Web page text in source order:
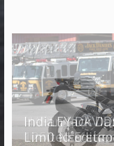
HARLEY
1250 Νέα
Indian Jack
Limited